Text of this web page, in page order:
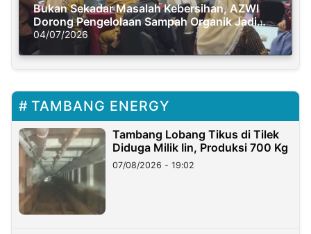
Bukan Sekadar Masalah Kebersihan, AZWI
Dorong Pengelolaan Sampah Organik Jadi
Solusi Krisis Iklim
04/07/2026
TAMBANG ENERGY
Tambang Lobang Tikus di Tilek
Diduga Milik Iin, Produksi 700 Kg
07/08/2026 - 19:02